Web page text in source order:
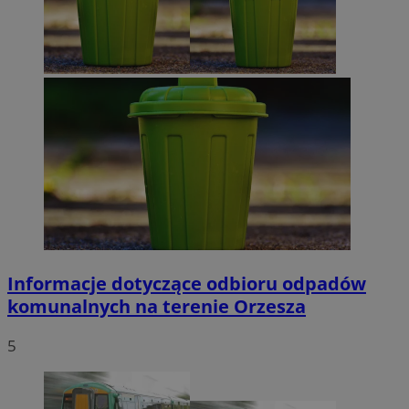
Informacje dotyczące odbioru odpadów
komunalnych na terenie Orzesza
5
VISITOR_PRIVACY_METADATA
.youtube.com
Google Privacy Policy